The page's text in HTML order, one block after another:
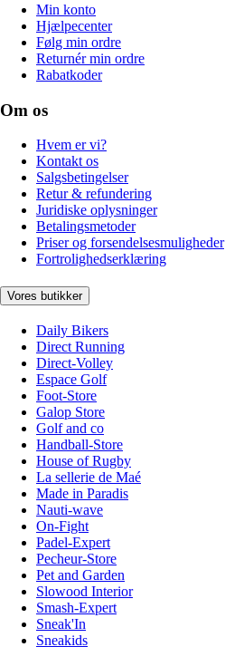
Min konto
Hjælpecenter
Følg min ordre
Returnér min ordre
Rabatkoder
Om os
Hvem er vi?
Kontakt os
Salgsbetingelser
Retur & refundering
Juridiske oplysninger
Betalingsmetoder
Priser og forsendelsesmuligheder
Fortrolighedserklæring
Vores butikker
Daily Bikers
Direct Running
Direct-Volley
Espace Golf
Foot-Store
Galop Store
Golf and co
Handball-Store
House of Rugby
La sellerie de Maé
Made in Paradis
Nauti-wave
On-Fight
Padel-Expert
Pecheur-Store
Pet and Garden
Slowood Interior
Smash-Expert
Sneak'In
Sneakids